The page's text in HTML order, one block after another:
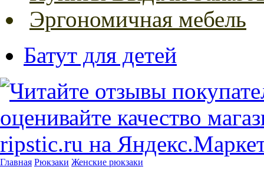
Эргономичная мебель
Батут для детей
Главная Рюкзаки Женские рюкзаки